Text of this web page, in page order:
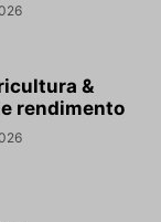
&
rendimento